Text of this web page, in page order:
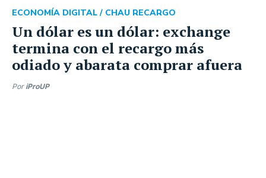
Un dólar es un dólar: exchange
termina con el recargo más
odiado y abarata comprar afuera
ECONOMÍA DIGITAL / CHAU RECARGO
Por iProUP